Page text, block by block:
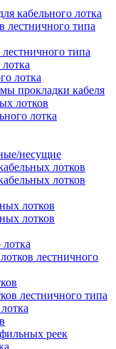
кабельного лотка
лестничного типа
типа
лотка
прокладки кабеля
лотков
лотка
несущие
лотков
лотков
лотков
лотков
лестничного
лестничного типа
реек